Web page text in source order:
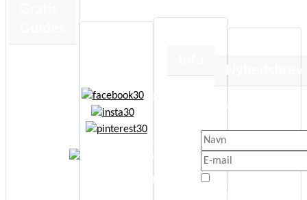
Om
Cookie- og
persondatapolitik
Handelsbetingelser
Nyhedsbrev
Få besked når der sker
Jeg er enig med
Privatlivspolitik